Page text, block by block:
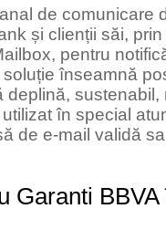
de comunicare
și clienții săi,
pentru
înseamnă
deplină,
în special
de e-mail validă
Garanti